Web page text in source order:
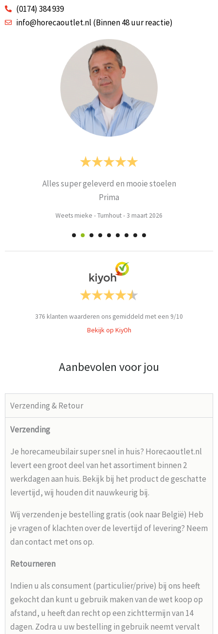
(0174) 384 939
info@horecaoutlet.nl (Binnen 48 uur reactie)
Alles super geleverd en mooie stoelen
Prima
Weets mieke -Turnhout- 3 maart 2026
376 klanten waarderen ons gemiddeld met een 9/10
Bekijk op KiyOh
Aanbevolen voor jou
Verzending & Retour
Verzending
Je horecameubilair super snel in huis? Horecaoutlet.nl
levert een groot deel van het assortiment binnen 2
werkdagen aan huis. Bekijk bij het product de geschatte
levertijd, wij houden dit nauwkeurig bij.
Wij verzenden je bestelling gratis (ook naar België) Heb
je vragen of klachten over de levertijd of levering? Neem
dan contact met ons op.
Retourneren
Indien u als consument (particulier/prive) bij ons heeft
gekocht dan kunt u gebruik maken van de wet koop op
afstand, u heeft dan recht op een zichttermijn van 14
dagen. Zodra u uw bestelling in gebruik neemt vervalt